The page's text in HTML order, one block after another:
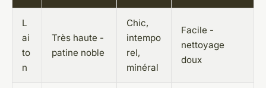
L
ai
to
n
Très haute -
patine noble
Chic,
intempo
rel,
minéral
Facile -
nettoyage
doux